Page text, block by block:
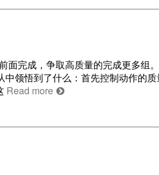
完成，争取高质量的完成更多组
领悟到了什么：首先控制动作的
Read more